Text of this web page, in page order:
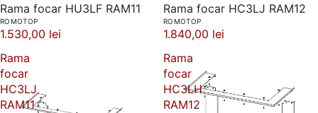
Rama focar HU3LF RAM11
ROMOTOP
1.530,00 lei
Rama focar HC3LJ RAM12
ROMOTOP
1.840,00 lei
Rama
focar
HC3LJ
RAM11
Rama
focar
HC3LH
RAM12